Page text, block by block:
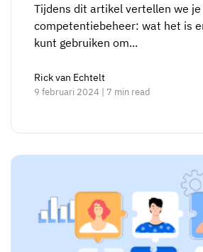
Tijdens dit artikel vertellen we
competentiebeheer: wat het is
kunt gebruiken om...
Rick van Echtelt
9 februari 2024 | 7 min read